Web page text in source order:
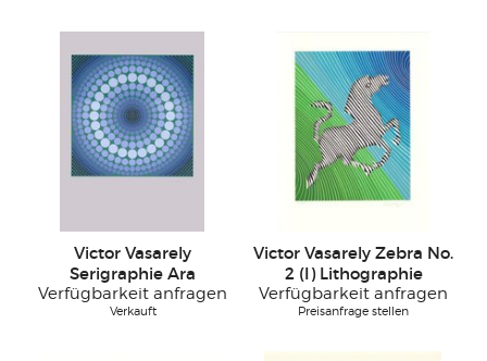
Victor Vasarely
Serigraphie Ara
Verfügbarkeit anfragen
Verkauft
Victor Vasarely Zebra No.
2 (I) Lithographie
Verfügbarkeit anfragen
Preisanfrage stellen